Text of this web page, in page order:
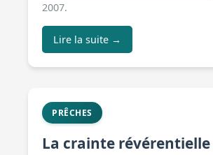
2007.
Lire la suite →
PRÊCHES
La crainte révérentielle